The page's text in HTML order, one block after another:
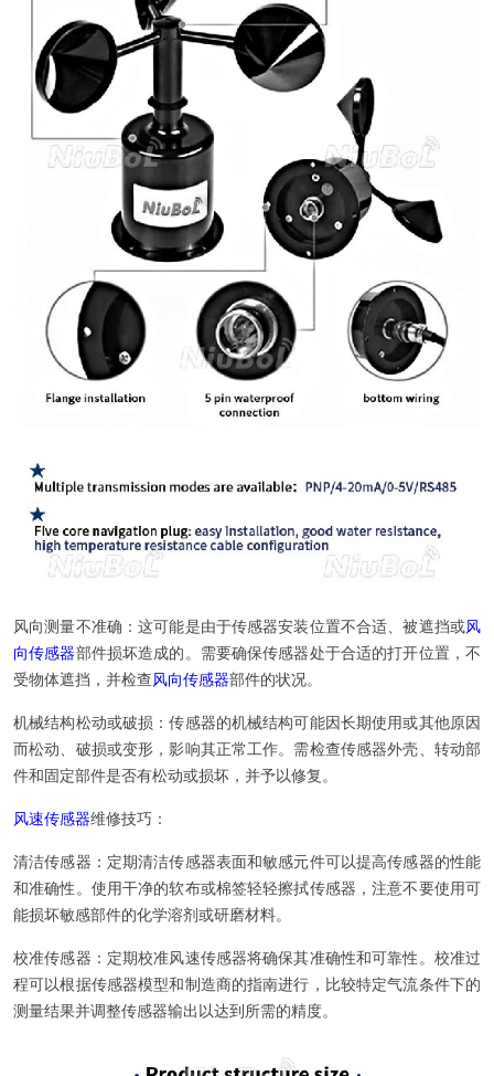
风向测量不准确：这可能是由于传感器安装位置不合适、被遮挡或风
向传感器部件损坏造成的。需要确保传感器处于合适的打开位置，不
受物体遮挡，并检查 风向传感器部件的状况。
机械结构松动或破损：传感器的机械结构可能因长期使用或其他原因
而松动、破损或变形，影响其正常工作。需检查传感器外壳、转动部
件和固定部件是否有松动或损坏，并予以修复。
风速传感器维修技巧：
清洁传感器：定期清洁传感器表面和敏感元件可以提高传感器的性能
和准确性。使用干净的软布或棉签轻轻擦拭传感器，注意不要使用可
能损坏敏感部件的化学溶剂或研磨材料。
校准传感器：定期校准风速传感器将确保其准确性和可靠性。校准过
程可以根据传感器模型和制造商的指南进行，比较特定气流条件下的
测量结果并调整传感器输出以达到所需的精度。